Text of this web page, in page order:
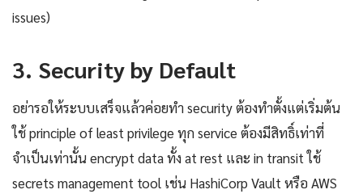
issues)
3. Security by Default
อย่ารอให้ระบบเสร็จแล้วค่อยทำ security ต้องทำตั้งแต่เริ่มต้น
ใช้ principle of least privilege ทุก service ต้องมีสิทธิ์เท่าที่
จำเป็นเท่านั้น encrypt data ทั้ง at rest และ in transit ใช้
secrets management tool เช่น HashiCorp Vault หรือ AWS